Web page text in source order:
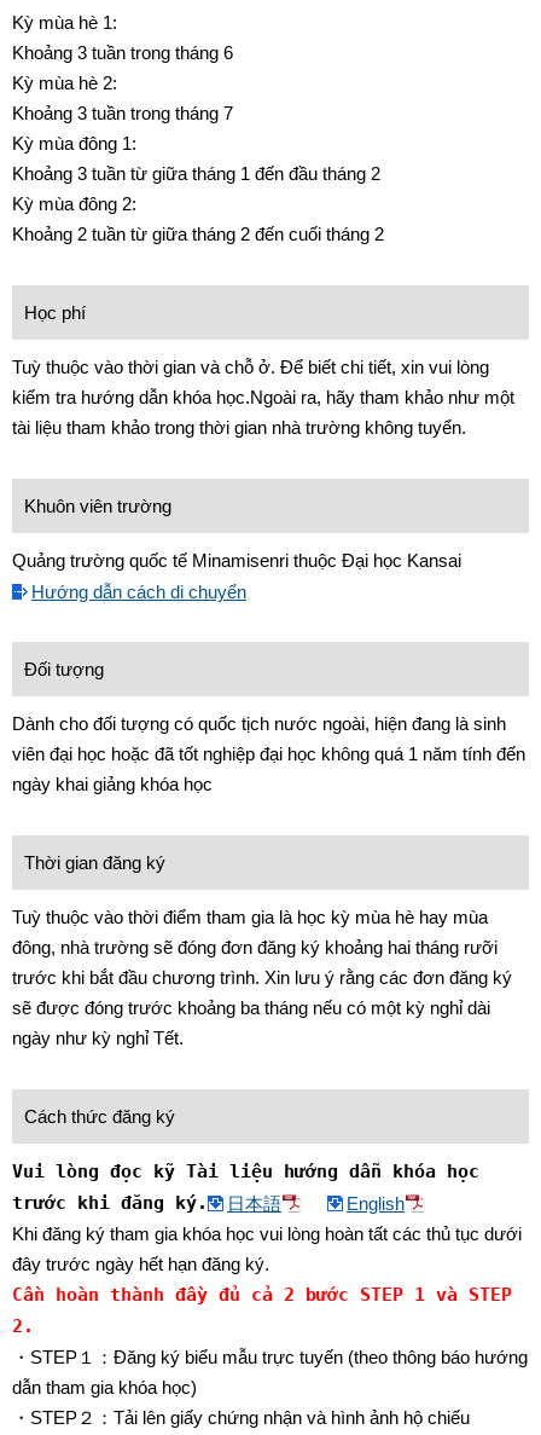
Kỳ mùa hè 1:
Khoảng 3 tuần trong tháng 6
Kỳ mùa hè 2:
Khoảng 3 tuần trong tháng 7
Kỳ mùa đông 1:
Khoảng 3 tuần từ giữa tháng 1 đến đầu tháng 2
Kỳ mùa đông 2:
Khoảng 2 tuần từ giữa tháng 2 đến cuối tháng 2
Học phí
Tuỳ thuộc vào thời gian và chỗ ở. Để biết chi tiết, xin vui lòng
kiểm tra hướng dẫn khóa học.Ngoài ra, hãy tham khảo như một
tài liệu tham khảo trong thời gian nhà trường không tuyển.
Khuôn viên trường
Quảng trường quốc tế Minamisenri thuộc Đại học Kansai
Hướng dẫn cách di chuyển
Đối tượng
Dành cho đối tượng có quốc tịch nước ngoài, hiện đang là sinh
viên đại học hoặc đã tốt nghiệp đại học không quá 1 năm tính đến
ngày khai giảng khóa học
Thời gian đăng ký
Tuỳ thuộc vào thời điểm tham gia là học kỳ mùa hè hay mùa
đông, nhà trường sẽ đóng đơn đăng ký khoảng hai tháng rưỡi
trước khi bắt đầu chương trình. Xin lưu ý rằng các đơn đăng ký
sẽ được đóng trước khoảng ba tháng nếu có một kỳ nghỉ dài
ngày như kỳ nghỉ Tết.
Cách thức đăng ký
Vui lòng đọc kỹ Tài liệu hướng dẫn khóa học
trước khi đăng ký.
日本語
English
Khi đăng ký tham gia khóa học vui lòng hoàn tất các thủ tục dưới
đây trước ngày hết hạn đăng ký.
Cần hoàn thành đầy đủ cả 2 bước STEP 1 và STEP
2.
・STEP１：Đăng ký biểu mẫu trực tuyến (theo thông báo hướng
dẫn tham gia khóa học)
・STEP２：Tải lên giấy chứng nhận và hình ảnh hộ chiếu